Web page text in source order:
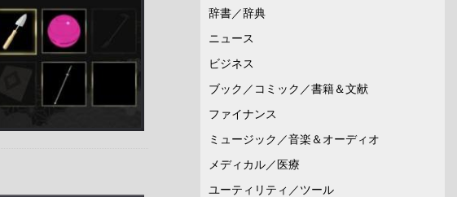
辞書／辞典
ニュース
ビジネス
ブック／コミック／書籍＆文献
ファイナンス
ミュージック／音楽＆オーディオ
メディカル／医療
ユーティリティ／ツール